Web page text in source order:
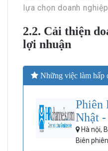
lựa chọn doanh nghiệp.
2.2. Cải thiện
lợi nhuận
Những việc làm hấp
Phiên
Nhật
Hà nội,
Biên